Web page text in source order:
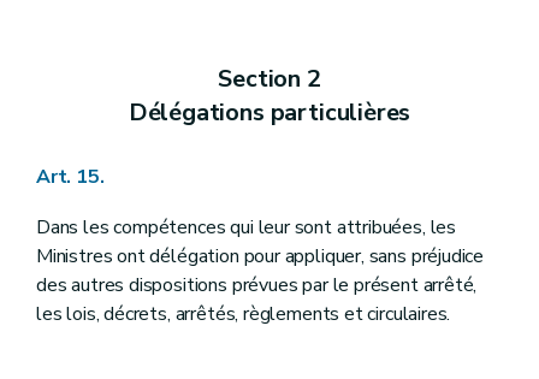
Section 2
Délégations particulières
Art. 15.
Dans les compétences qui leur sont attribuées, les
Ministres ont délégation pour appliquer, sans préjudice
des autres dispositions prévues par le présent arrêté,
les lois, décrets, arrêtés, règlements et circulaires.